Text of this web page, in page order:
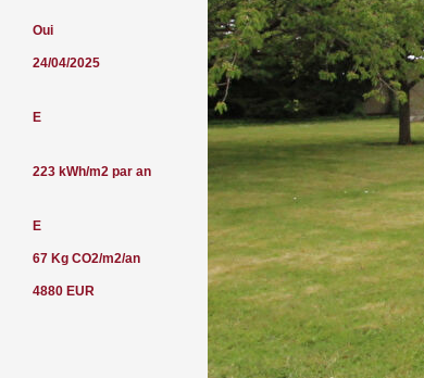
Oui
24/04/2025
E
223 kWh/m2 par an
E
67 Kg CO2/m2/an
4880 EUR